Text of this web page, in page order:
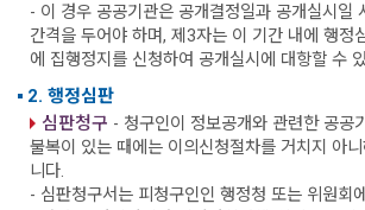
- 이 경우 공공기관은 공개결정일과 공개실시일
간격을 두어야 하며, 제3자는 이 기간 내에 행정
에 집행정지를 신청하여 공개실시에 대항할 수
2. 행정심판
심판청구 - 청구인이 정보공개와 관련한 공공
불복이 있는 때에는 이의신청절차를 거치지 아
니다.
- 심판청구서는 피청구인인 행정청 또는 위원회